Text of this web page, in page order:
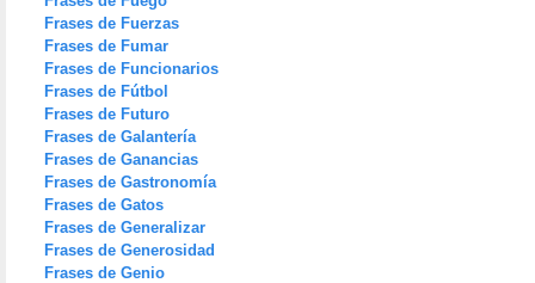
Frases de Fuerzas
Frases de Fumar
Frases de Funcionarios
Frases de Fútbol
Frases de Futuro
Frases de Galantería
Frases de Ganancias
Frases de Gastronomía
Frases de Gatos
Frases de Generalizar
Frases de Generosidad
Frases de Genio